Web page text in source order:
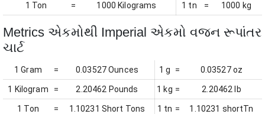
1 Ton = 1000 Kilograms 1 tn = 1000 kg
Metrics એકમોથી Imperial એકમો વજન રૂપાંતર
ચાર્ટ
1 Gram = 0.03527 Ounces 1 g = 0.03527 oz
1 Kilogram = 2.20462 Pounds 1 kg = 2.20462 lb
1 Ton = 1.10231 Short Tons 1 tn = 1.10231 shortTn